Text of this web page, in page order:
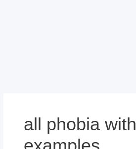
all phobia with